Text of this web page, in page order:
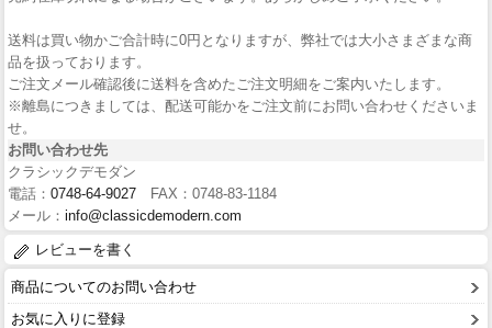
送料は買い物かご合計時に0円となりますが、弊社では大小さまざまな商
品を扱っております。
ご注文メール確認後に送料を含めたご注文明細をご案内いたします。
※離島につきましては、配送可能かをご注文前にお問い合わせくださいま
せ。
お問い合わせ先
クラシックデモダン
電話： 0748-64-9027 FAX：0748-83-1184
メール： info@classicdemodern.com
レビューを書く
商品についてのお問い合わせ
お気に入りに登録